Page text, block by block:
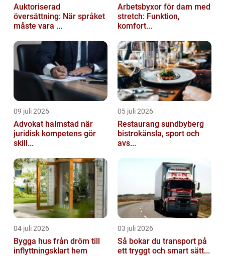
Auktoriserad
översättning: När språket
måste vara ...
Arbetsbyxor för dam med
stretch: Funktion,
komfort...
09 juli 2026
Advokat halmstad när
juridisk kompetens gör
skill...
05 juli 2026
Restaurang sundbyberg
bistrokänsla, sport och
avs...
04 juli 2026
Bygga hus från dröm till
inflyttningsklart hem
03 juli 2026
Så bokar du transport på
ett tryggt och smart sätt...